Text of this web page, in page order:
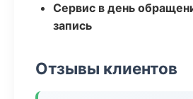
Сервис в день
запись
Отзывы клиентов